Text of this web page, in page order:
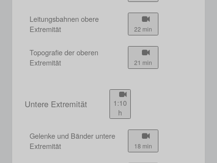
Leitungsbahnen obere
Extremität
22 min
Topografie der oberen
Extremität
21 min
Untere Extremität
1:10
h
Gelenke und Bänder untere
Extremität
18 min